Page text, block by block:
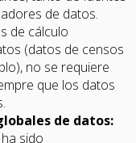
de datos.
de cálculo
(datos de censos
no se requiere
que los datos
de datos:
sido